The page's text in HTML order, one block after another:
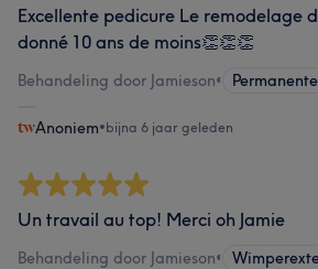
Excellente pedicure Le remodelage
donné 10 ans de moins👏👏👏
Behandeling door Jamieson•
Anoniem•bijna 6 jaar geleden
Un travail au top! Merci oh Jamie
Behandeling door Jamieson•